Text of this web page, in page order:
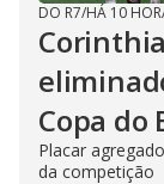
DO R7/HÁ 10
Copa do
Placar
da competição